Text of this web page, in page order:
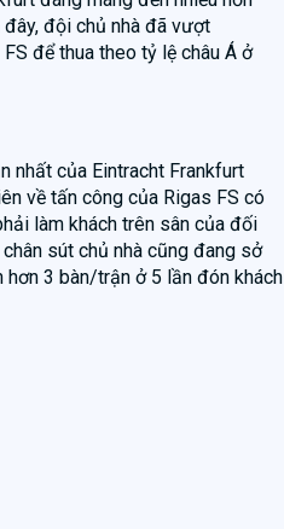
đội chủ nhà đã vượt
để thua theo tỷ lệ châu Á ở
nhất của Eintracht Frankfurt
về tấn công của Rigas FS có
làm khách trên sân của đối
sút chủ nhà cũng đang sở
hơn 3 bàn/trận ở 5 lần đón khách